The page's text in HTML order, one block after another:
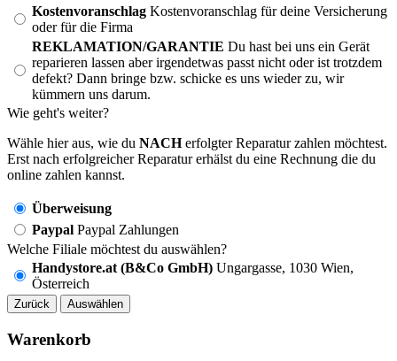
Kostenvoranschlag Kostenvoranschlag für deine Versicherung
oder für die Firma
REKLAMATION/GARANTIE Du hast bei uns ein Gerät
reparieren lassen aber irgendetwas passt nicht oder ist trotzdem
defekt? Dann bringe bzw. schicke es uns wieder zu, wir
kümmern uns darum.
Wie geht's weiter?
Wähle hier aus, wie du NACHerfolgter Reparatur zahlen möchtest.
Erst nach erfolgreicher Reparatur erhälst du eine Rechnung die du
online zahlen kannst.
Überweisung
Paypal Paypal Zahlungen
Welche Filiale möchtest du auswählen?
Handystore.at (B&Co GmbH) Ungargasse, 1030 Wien,
Österreich
Zurück Auswählen
Warenkorb